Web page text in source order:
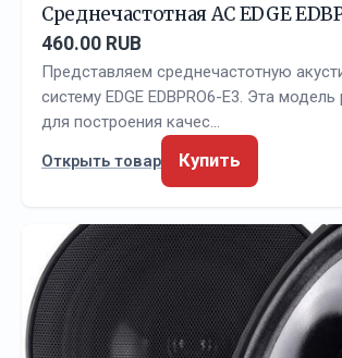
Среднечастотная АС EDGE
460.00 RUB
Представляем среднечастотную
систему EDGE EDBPRO6-E3. Эта
для построения качес…
Открыть товар
Купить